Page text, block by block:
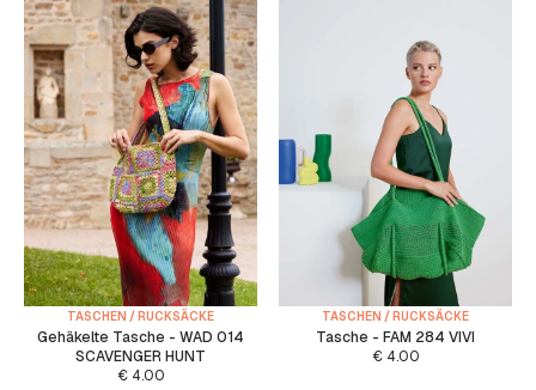
TASCHEN / RUCKSÄCKE
Gehäkelte Tasche - WAD 014
SCAVENGER HUNT
€4.00
TASCHEN / RUCKSÄCKE
Tasche - FAM 284 VIVI
€4.00